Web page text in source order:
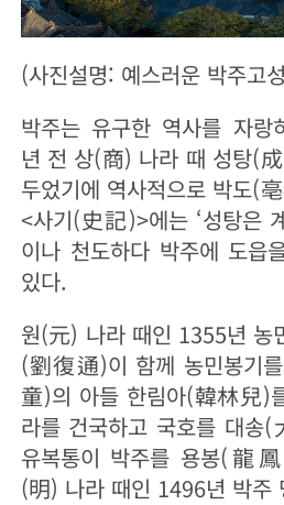
(사진설명: 예스러운 박주고
박주는 유구한 역사를 자랑
년 전 상(商) 나라 때 성탕(
두었기에 역사적으로 박도(
<사기(史記)>에는 ‘성탕은
이나 천도하다 박주에 도읍
있다.
원(元) 나라 때인 1355년 농
(劉復通)이 함께 농민봉기
童)의 아들 한림아(韓林兒)
라를 건국하고 국호를 대송
유복통이 박주를 용봉(龍
(明) 나라 때인 1496년 박주